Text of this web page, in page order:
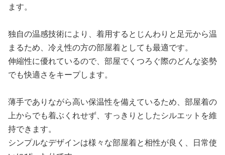
ます。
独自の温感技術により、着用するとじんわりと足元から温
まるため、冷え性の方の部屋着としても最適です。
伸縮性に優れているので、部屋でくつろぐ際のどんな姿勢
でも快適さをキープします。
薄手でありながら高い保温性を備えているため、部屋着の
上からでも着ぶくれせず、すっきりとしたシルエットを維
持できます。
シンプルなデザインは様々な部屋着と相性が良く、日常使